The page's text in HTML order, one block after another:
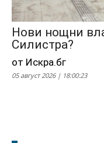
Нови нощни
Силистра?
от Искра.бг
05 август 2026 | 18:00:23